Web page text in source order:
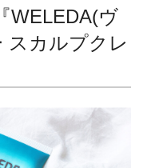
WELEDA(ヴ
スカルプクレ